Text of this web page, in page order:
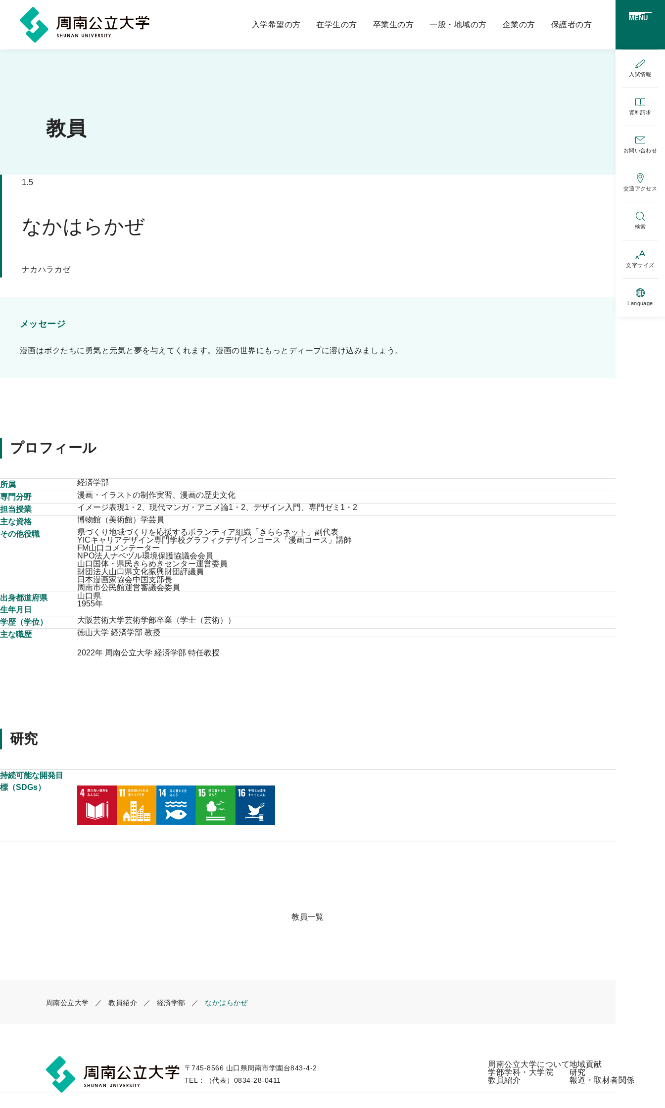
入学希望の方 在学生の方 卒業生の方 一般・地域の方 企業の方 保護者の方
MENU
入試情報
資料請求
お問い合わせ
交通アクセス
検索
文字サイズ
Language
教員
1.5
なかはらかぜ
ナカハラカゼ
メッセージ
漫画はボクたちに勇気と元気と夢を与えてくれます。漫画の世界にもっとディープに溶け込みましょう。
プロフィール
所属
経済学部
専門分野
漫画・イラストの制作実習、漫画の歴史文化
担当授業
イメージ表現1・2、現代マンガ・アニメ論1・2、デザイン入門、専門ゼミ1・2
主な資格
博物館（美術館）学芸員
その他役職
県づくり地域づくりを応援するボランティア組織「きららネット」副代表
YICキャリアデザイン専門学校グラフィクデザインコース「漫画コース」講師
FM山口コメンテーター
NPO法人ナベヅル環境保護協議会会員
山口国体・県民きらめきセンター運営委員
財団法人山口県文化振興財団評議員
日本漫画家協会中国支部長
周南市公民館運営審議会委員
出身都道府県
生年月日
山口県
1955年
学歴（学位）
大阪芸術大学芸術学部卒業（学士（芸術））
主な職歴
徳山大学 経済学部 教授
2022年 周南公立大学 経済学部 特任教授
研究
持続可能な開発目
標（SDGs）
教員一覧
周南公立大学 教員紹介 経済学部 なかはらかぜ
〒745-8566 山口県周南市学園台843-4-2
TEL：（代表）0834-28-0411
周南公立大学について
学部学科・大学院
教員紹介
地域貢献
研究
報道・取材者関係